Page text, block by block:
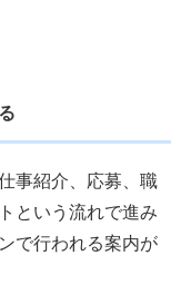
事紹介、応募、職
という流れで進み
で行われる案内が